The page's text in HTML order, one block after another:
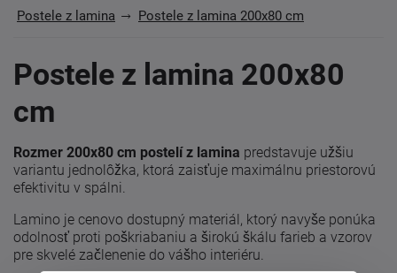
Postele z lamina
Postele z lamina 200x80 cm
Postele z lamina 200x80
cm
Rozmer 200x80 cm postelí z lamina predstavuje užšiu
variantu jednolôžka, ktorá zaisťuje maximálnu priestorovú
efektivitu v spálni.
Lamino je cenovo dostupný materiál, ktorý navyše ponúka
odolnosť proti poškriabaniu a širokú škálu farieb a vzorov
pre skvelé začlenenie do vášho interiéru.